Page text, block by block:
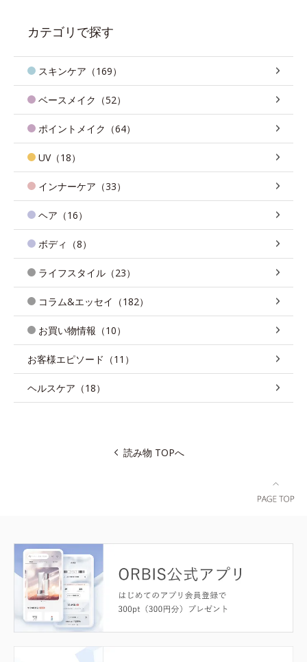
カテゴリで探す
スキンケア（169）
ベースメイク（52）
ポイントメイク（64）
UV（18）
インナーケア（33）
ヘア（16）
ボディ（8）
ライフスタイル（23）
コラム&エッセイ（182）
お買い物情報（10）
お客様エピソード（11）
ヘルスケア（18）
読み物 TOPへ